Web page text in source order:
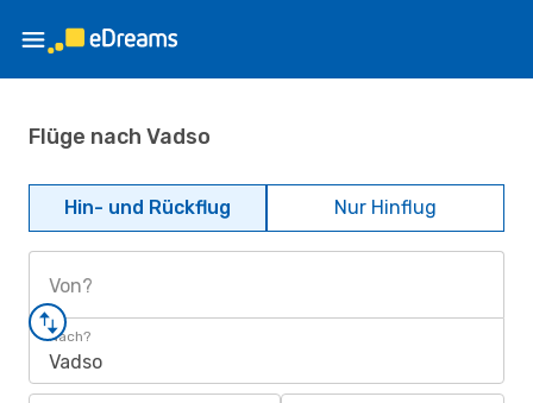
Flüge nach Vadso
Hin- und Rückflug Nur Hinflug
Von?
Nach?
Vadso